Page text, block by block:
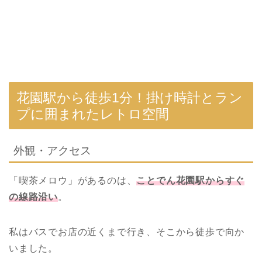
花園駅から徒歩1分！掛け時計とラン
プに囲まれたレトロ空間
外観・アクセス
「喫茶メロウ」があるのは、ことでん花園駅からすぐ
の線路沿い。
私はバスでお店の近くまで行き、そこから徒歩で向か
いました。